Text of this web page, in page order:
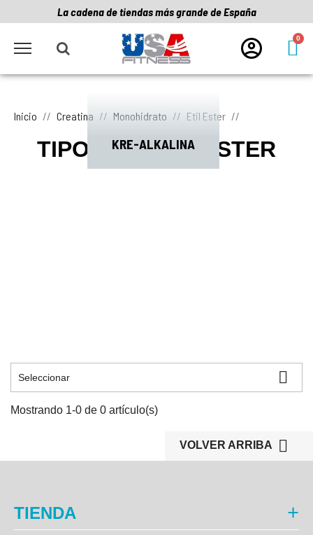
La cadena de tiendas más grande de España
Inicio Creatina Monohidrato Etil Ester
TIPOS DE ETIL ESTER
KRE-ALKALINA
Seleccionar 
Mostrando 1-0 de 0 artículo(s)
VOLVER ARRIBA 
TIENDA